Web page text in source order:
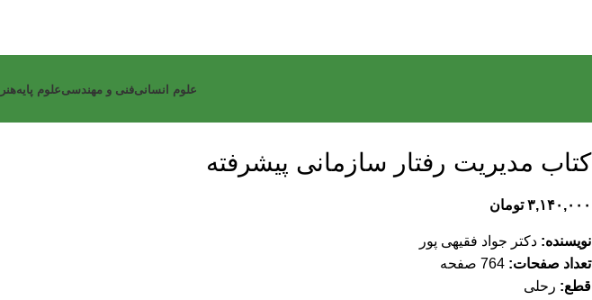
علوم انسانیفنی و مهندسیعلوم پایههنر
کتاب مدیریت رفتار سازمانی پیشرفته
۳,۱۴۰,۰۰۰ تومان
نویسنده: دکتر جواد فقیهی پور
تعداد صفحات:
قطع: رحلی